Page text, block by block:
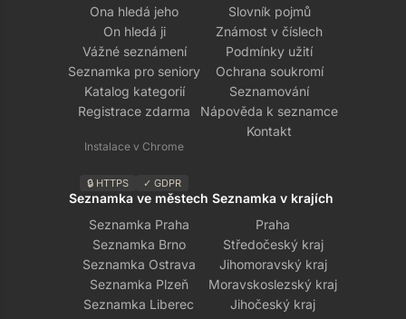
Ona hledá jeho
On hledá ji
Vážné seznámení
Seznamka pro seniory
Katalog kategorií
Registrace zdarma
Instalace v Chrome
🔒 HTTPS ✓ GDPR
Slovník pojmů
Známost v číslech
Podmínky užití
Ochrana soukromí
Seznamování
Nápověda k seznamce
Kontakt
Seznamka ve městech
Seznamka Praha
Seznamka Brno
Seznamka Ostrava
Seznamka Plzeň
Seznamka Liberec
Seznamka v krajích
Praha
Středočeský kraj
Jihomoravský kraj
Moravskoslezský kraj
Jihočeský kraj